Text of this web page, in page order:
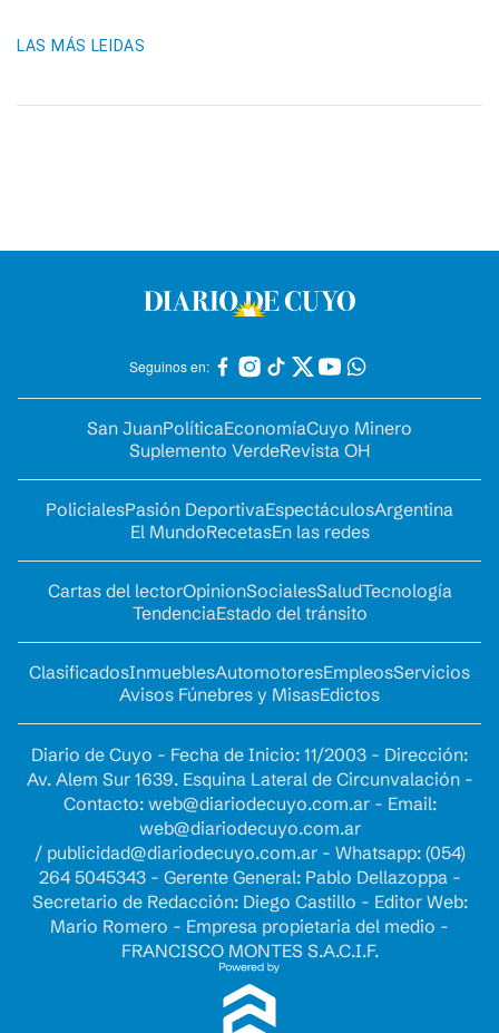
LAS MÁS LEIDAS
Seguinos en:
San JuanPolíticaEconomíaCuyo Minero
Suplemento VerdeRevista OH
PolicialesPasión DeportivaEspectáculosArgentina
El MundoRecetasEn las redes
Cartas del lectorOpinionSocialesSaludTecnología
TendenciaEstado del tránsito
ClasificadosInmueblesAutomotoresEmpleosServicios
Avisos Fúnebres y MisasEdictos
Diario de Cuyo - Fecha de Inicio: 11/2003 - Dirección:
Av. Alem Sur 1639. Esquina Lateral de Circunvalación -
Contacto: web@diariodecuyo.com.ar- Email:
web@diariodecuyo.com.ar
/ publicidad@diariodecuyo.com.ar- Whatsapp: (054)
264 5045343 - Gerente General: Pablo Dellazoppa -
Secretario de Redacción: Diego Castillo - Editor Web:
Mario Romero - Empresa propietaria del medio -
FRANCISCO MONTES S.A.C.I.F.